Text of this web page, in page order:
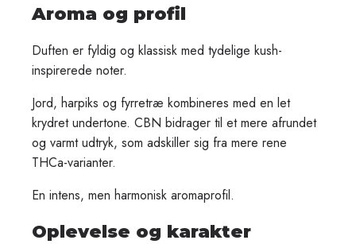
Aroma og profil
Duften er fyldig og klassisk med tydelige kush-
inspirerede noter.
Jord, harpiks og fyrretræ kombineres med en let
krydret undertone. CBN bidrager til et mere afrundet
og varmt udtryk, som adskiller sig fra mere rene
THCa-varianter.
En intens, men harmonisk aromaprofil.
Oplevelse og karakter